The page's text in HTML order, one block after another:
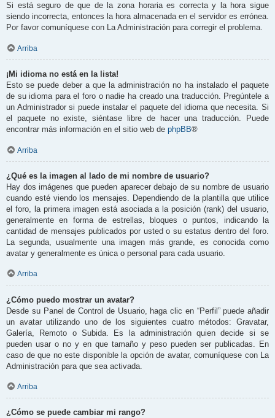
Si está seguro de que de la zona horaria es correcta y la hora sigue
siendo incorrecta, entonces la hora almacenada en el servidor es errónea.
Por favor comuníquese con La Administración para corregir el problema.
Arriba
¡Mi idioma no está en la lista!
Esto se puede deber a que la administración no ha instalado el paquete
de su idioma para el foro o nadie ha creado una traducción. Pregúntele a
un Administrador si puede instalar el paquete del idioma que necesita. Si
el paquete no existe, siéntase libre de hacer una traducción. Puede
encontrar más información en el sitio web de phpBB®
Arriba
¿Qué es la imagen al lado de mi nombre de usuario?
Hay dos imágenes que pueden aparecer debajo de su nombre de usuario
cuando esté viendo los mensajes. Dependiendo de la plantilla que utilice
el foro, la primera imagen está asociada a la posición (rank) del usuario,
generalmente en forma de estrellas, bloques o puntos, indicando la
cantidad de mensajes publicados por usted o su estatus dentro del foro.
La segunda, usualmente una imagen más grande, es conocida como
avatar y generalmente es única o personal para cada usuario.
Arriba
¿Cómo puedo mostrar un avatar?
Desde su Panel de Control de Usuario, haga clic en “Perfil” puede añadir
un avatar utilizando uno de los siguientes cuatro métodos: Gravatar,
Galería, Remoto o Subida. Es la administración quien decide si se
pueden usar o no y en que tamaño y peso pueden ser publicadas. En
caso de que no este disponible la opción de avatar, comuníquese con La
Administración para que sea activada.
Arriba
¿Cómo se puede cambiar mi rango?